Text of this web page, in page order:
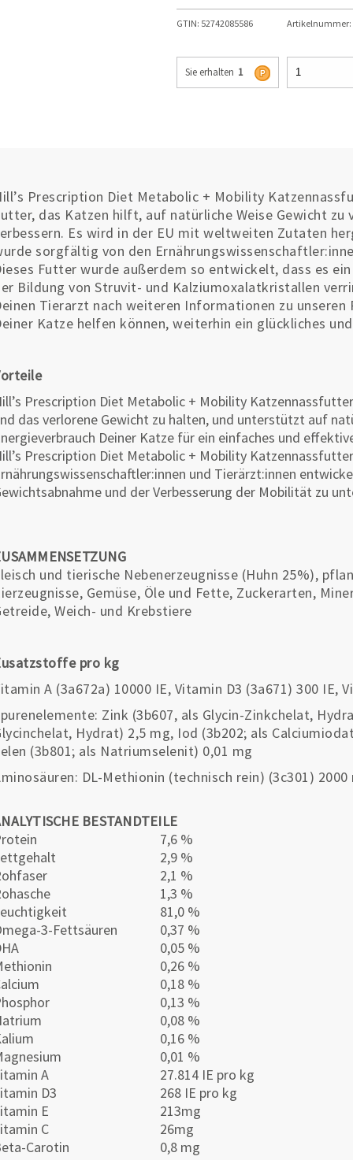
GTIN: 52742085586 Artikelnummer:
Sie erhalten 1
Prescription Diet Metabolic + Mobility
das Katzen hilft, auf natürliche Weise Gewicht
Es wird in der EU mit weltweiten Zutaten
sorgfältig von den
Futter wurde außerdem so entwickelt, dass es
Bildung von Struvit- und Kalziumoxalatkristallen
Tierarzt nach weiteren Informationen zu
Katze helfen können, weiterhin ein glückliches
Prescription Diet Metabolic + Mobility
das verlorene Gewicht zu halten, und unterstützt auf
Deiner Katze für ein einfaches und
Prescription Diet Metabolic + Mobility
und Tierärzt:innen
und der Verbesserung der Mobilität zu
und tierische Nebenerzeugnisse (Huhn 25%),
Gemüse, Öle und Fette, Zuckerarten,
Weich- und Krebstiere
pro kg
A (3a672a) 10000 IE, Vitamin D3 (3a671) 300 IE,
Zink (3b607, als Glycin-Zinkchelat,
Hydrat) 2,5 mg, Iod (3b202; als
(3b801; als Natriumselenit) 0,01 mg
DL-Methionin (technisch rein) (3c301) 2000
BESTANDTEILE
7,6 %
2,9 %
2,1 %
1,3 %
81,0 %
3-Fettsäuren
0,37 %
0,05 %
0,26 %
0,18 %
0,13 %
0,08 %
0,16 %
0,01 %
A
27.814 IE pro kg
D3
268 IE pro kg
E
213mg
C
26mg
Carotin
0,8 mg